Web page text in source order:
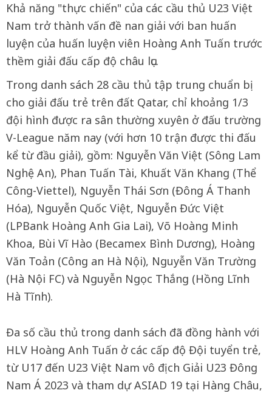
Khả năng "thực chiến" của các cầu thủ U23 Việt
Nam trở thành vấn đề nan giải với ban huấn
luyện của huấn luyện viên Hoàng Anh Tuấn trước
thềm giải đấu cấp độ châu lục.
Trong danh sách 28 cầu thủ tập trung chuẩn bị
cho giải đấu trẻ trên đất Qatar, chỉ khoảng 1/3
đội hình được ra sân thường xuyên ở đấu trường
V-League năm nay (với hơn 10 trận được thi đấu
kể từ đầu giải), gồm: Nguyễn Văn Việt (Sông Lam
Nghệ An), Phan Tuấn Tài, Khuất Văn Khang (Thể
Công-Viettel), Nguyễn Thái Sơn (Đông Á Thanh
Hóa), Nguyễn Quốc Việt, Nguyễn Đức Việt
(LPBank Hoàng Anh Gia Lai), Võ Hoàng Minh
Khoa, Bùi Vĩ Hào (Becamex Bình Dương), Hoàng
Văn Toản (Công an Hà Nội), Nguyễn Văn Trường
(Hà Nội FC) và Nguyễn Ngọc Thắng (Hồng Lĩnh
Hà Tĩnh).
Đa số cầu thủ trong danh sách đã đồng hành với
HLV Hoàng Anh Tuấn ở các cấp độ Đội tuyển trẻ,
từ U17 đến U23 Việt Nam vô địch Giải U23 Đông
Nam Á 2023 và tham dự ASIAD 19 tại Hàng Châu,